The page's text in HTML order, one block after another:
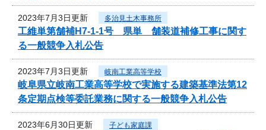
2023年7月3日更新 多治見土木事務所
工維単第舗補H7-1-1号 県単 舗装道補修工事に関す
る一般競争入札公告
2023年7月3日更新 岐南工業高等学校
岐阜県立岐南工業高等学校で実施する建築基準法第12
条定期点検等委託業務に関する一般競争入札公告
2023年6月30日更新 子ども家庭課